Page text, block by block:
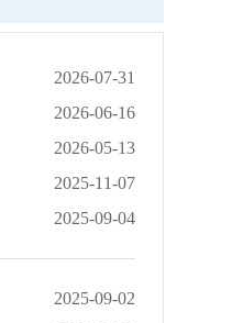
2026-07-31
2026-06-16
2026-05-13
2025-11-07
2025-09-04
2025-09-02